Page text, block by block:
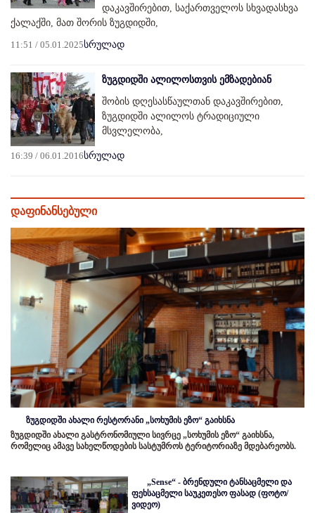
დაკავშირებით, საქართველოს სხვადასხვა
ქალაქში, მათ შორის ზუგდიდში,
11:51 / 05.01.2025სრულად
ზუგდიდში ალილოსთვის ემზადებიან
შობის დღესასწაულთან დაკავშირებით,
ზუგდიდში ალილოს ტრადიციული
მსვლელობა,
16:39 / 06.01.2016სრულად
დაფინანსებული
ზუგდიდში ახალი რესტორანი „სოხუმის ეზო“ გაიხსნა
ზუგდიდში ახალი გასტრონომიული სივრცე „სოხუმის ეზო“ გაიხსნა,
რომელიც ამავე სახელწოდების სასტუმროს ტერიტორიაზე მდებარეობს.
„Sense“ - ბრენდული ტანსაცმელი და
ფეხსაცმელი საუკეთესო ფასად (ფოტო/
ვიდეო)